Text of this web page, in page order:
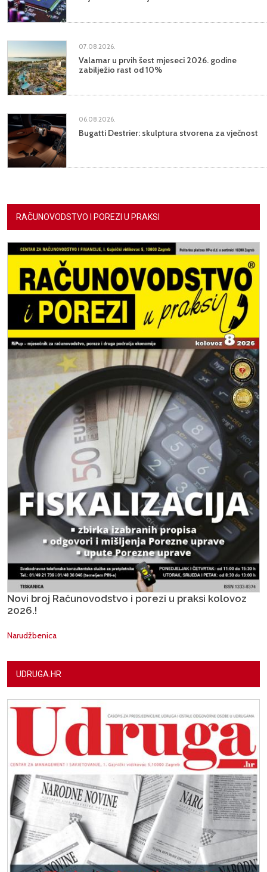
07.08.2026.
Valamar u prvih šest mjeseci 2026. godine
zabilježio rast od 10%
06.08.2026.
Bugatti Destrier: skulptura stvorena za vječnost
RAČUNOVODSTVO I POREZI U PRAKSI
Novi broj Računovodstvo i porezi u praksi kolovoz
2026.!
Narudžbenica
UDRUGA.HR